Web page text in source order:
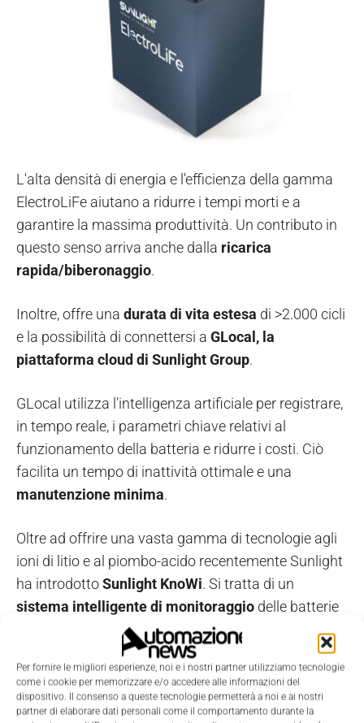
Per fornire le migliori esperienze, noi e i nostri partner utilizziamo tecnologie
come i cookie per memorizzare e/o accedere alle informazioni del
dispositivo. Il consenso a queste tecnologie permetterà a noi e ai nostri
partner di elaborare dati personali come il comportamento durante la
L'alta densità di energia e l'efficienza della gamma
ElectroLiFe aiutano a ridurre i tempi morti e a
garantire la massima produttività. Un contributo in
questo senso arriva anche dalla ricarica
rapida/biberonaggio.
Inoltre, offre una durata di vita estesa di >2.000 cicli
e la possibilità di connettersi a GLocal, la
piattaforma cloud di Sunlight Group.
GLocal utilizza l'intelligenza artificiale per registrare,
in tempo reale, i parametri chiave relativi al
funzionamento della batteria e ridurre i costi. Ciò
facilita un tempo di inattività ottimale e una
manutenzione minima.
Oltre ad offrire una vasta gamma di tecnologie agli
ioni di litio e al piombo-acido recentemente Sunlight
ha introdottoSunlight KnoWi. Si tratta di un
sistema intelligente di monitoraggio delle batterie
al piombo acido per trazione.
“Sunlight ElectroLiFe sarà in grado di soddisfare in
particolare la richiesta, sempre in crescita anche nel
mercato italiano, di soluzioni per i veicoli per uso